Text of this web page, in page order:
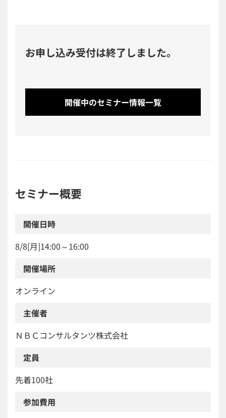
お申し込み受付は終了しました。
開催中のセミナー情報一覧
セミナー概要
開催日時
8/8[月]14:00～16:00
開催場所
オンライン
主催者
ＮＢＣコンサルタンツ株式会社
定員
先着100社
参加費用